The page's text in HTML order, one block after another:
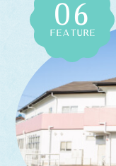
06
FEATURE